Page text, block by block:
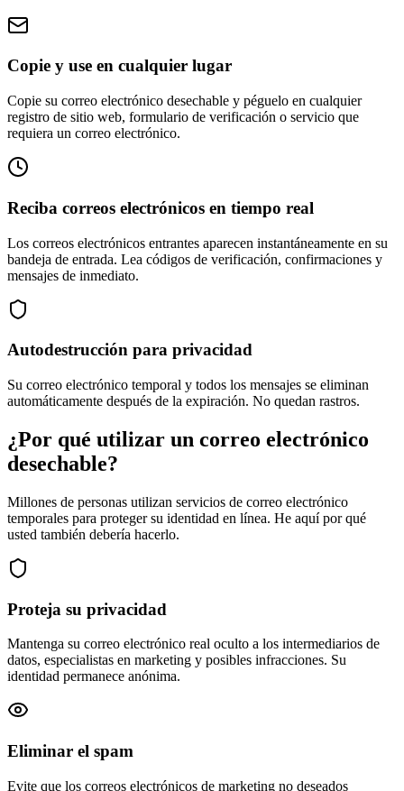
Copie y use en cualquier lugar
Copie su correo electrónico desechable y péguelo en cualquier
registro de sitio web, formulario de verificación o servicio que
requiera un correo electrónico.
Reciba correos electrónicos en tiempo real
Los correos electrónicos entrantes aparecen instantáneamente en su
bandeja de entrada. Lea códigos de verificación, confirmaciones y
mensajes de inmediato.
Autodestrucción para privacidad
Su correo electrónico temporal y todos los mensajes se eliminan
automáticamente después de la expiración. No quedan rastros.
¿Por qué utilizar un correo electrónico
desechable?
Millones de personas utilizan servicios de correo electrónico
temporales para proteger su identidad en línea. He aquí por qué
usted también debería hacerlo.
Proteja su privacidad
Mantenga su correo electrónico real oculto a los intermediarios de
datos, especialistas en marketing y posibles infracciones. Su
identidad permanece anónima.
Eliminar el spam
Evite que los correos electrónicos de marketing no deseados